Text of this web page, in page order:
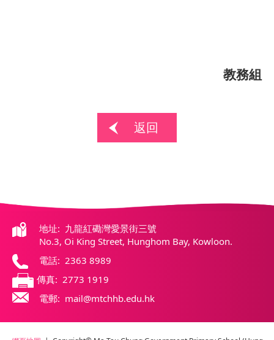
教務組
返回
地址: 九龍紅磡灣愛景街三號
No.3, Oi King Street, Hunghom Bay, Kowloon.
電話: 2363 8989
傳真: 2773 1919
電郵: mail@mtchhb.edu.hk